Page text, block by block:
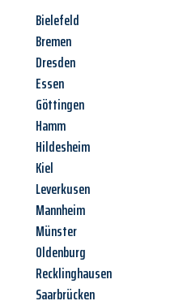
Bielefeld
Bremen
Dresden
Essen
Göttingen
Hamm
Hildesheim
Kiel
Leverkusen
Mannheim
Münster
Oldenburg
Recklinghausen
Saarbrücken